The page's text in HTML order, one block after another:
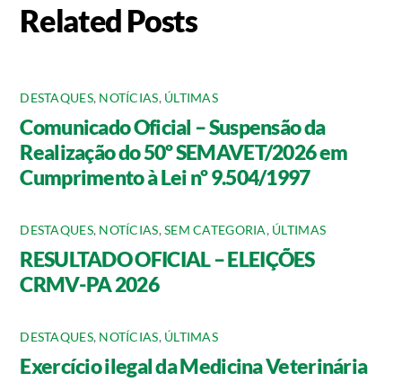
Related Posts
DESTAQUES, NOTÍCIAS, ÚLTIMAS
Comunicado Oficial – Suspensão da
Realização do 50º SEMAVET/2026 em
Cumprimento à Lei nº 9.504/1997
DESTAQUES, NOTÍCIAS,SEM CATEGORIA, ÚLTIMAS
RESULTADO OFICIAL – ELEIÇÕES
CRMV-PA 2026
DESTAQUES, NOTÍCIAS, ÚLTIMAS
Exercício ilegal da Medicina Veterinária